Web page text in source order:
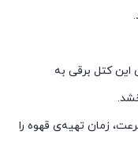
این کتل برقی به
زمان تهیه‌ی قهوه را